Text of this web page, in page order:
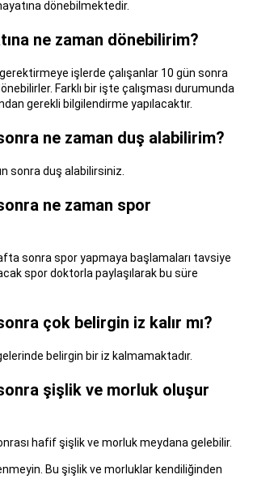
dönebilmektedir.
ne zaman dönebilirim?
işlerde çalışanlar 10 gün sonra
Farklı bir işte çalışması durumunda
gerekli bilgilendirme yapılacaktır.
ne zaman duş alabilirim?
sonra duş alabilirsiniz.
ne zaman spor
sonra spor yapmaya başlamaları tavsiye
spor doktorla paylaşılarak bu süre
çok belirgin iz kalır mı?
belirgin bir iz kalmamaktadır.
şişlik ve morluk oluşur
hafif şişlik ve morluk meydana gelebilir.
Bu şişlik ve morluklar kendiliğinden